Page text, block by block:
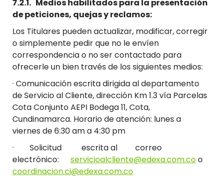
7.2.1. Medios habilitados para la presentación
de peticiones, quejas y reclamos:
Los Titulares pueden actualizar, modificar, corregir
o simplemente pedir que no le envíen
correspondencia o no ser contactado para
ofrecerle un bien través de los siguientes medios:
· Comunicación escrita dirigida al departamento
de Servicio al Cliente, dirección Km 1.3 vía Parcelas
Cota Conjunto AEPI Bodega 11, Cota,
Cundinamarca. Horario de atención: lunes a
viernes de 6:30 am a 4:30 pm
· Solicitud escrita al correo
electrónico: servicioalcliente@edexa.com.coo
coordinacion.ci@edexa.com.co